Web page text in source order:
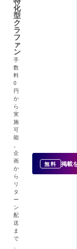
化
型
ク
ラ
フ
ァ
ン
手
数
料
0
円
か
ら
実
施
可
能
企
画
か
ら
リ
タ
ー
ン
配
送
ま
で
無料 掲載